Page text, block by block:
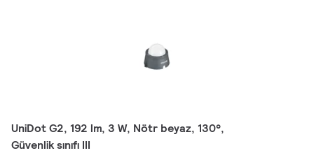
UniDot G2, 192 lm, 3 W, Nötr beyaz, 130°,
Güvenlik sınıfı III